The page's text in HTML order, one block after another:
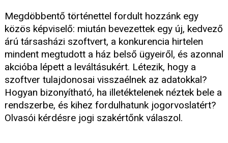
Megdöbbentő történettel fordult hozzánk egy
közös képviselő: miután bevezettek egy új, kedvező
árú társasházi szoftvert, a konkurencia hirtelen
mindent megtudott a ház belső ügyeiről, és azonnal
akcióba lépett a leváltásukért. Létezik, hogy a
szoftver tulajdonosai visszaélnek az adatokkal?
Hogyan bizonyítható, ha illetéktelenek néztek bele a
rendszerbe, és kihez fordulhatunk jogorvoslatért?
Olvasói kérdésre jogi szakértőnk válaszol.